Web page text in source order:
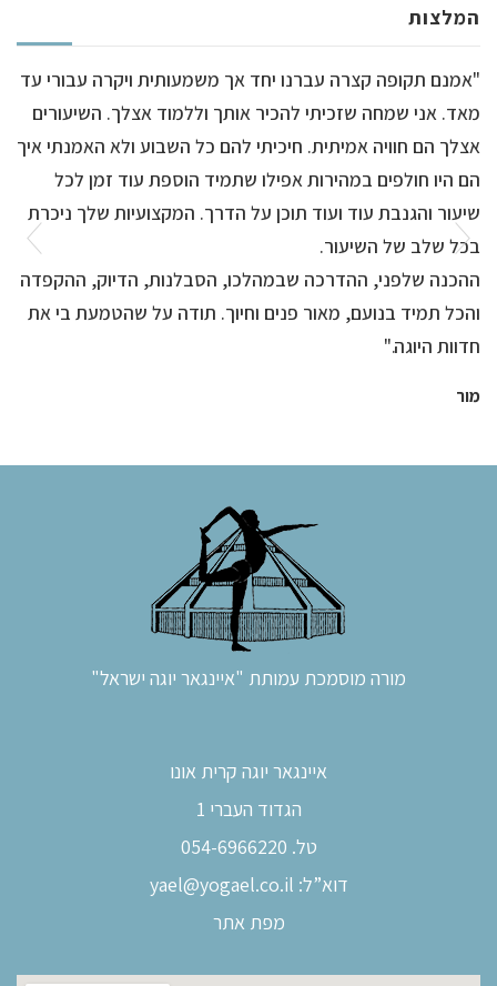
המלצות
"אמנם תקופה קצרה עברנו יחד אך משמעותית ויקרה עבורי עד
מאד. אני שמחה שזכיתי להכיר אותך וללמוד אצלך. השיעורים
אצלך הם חוויה אמיתית. חיכיתי להם כל השבוע ולא האמנתי איך
הם היו חולפים במהירות אפילו שתמיד הוספת עוד זמן לכל
שיעור והגנבת עוד ועוד תוכן על הדרך. המקצועיות שלך ניכרת
בכל שלב של השיעור.
ההכנה שלפני, ההדרכה שבמהלכו, הסבלנות, הדיוק, ההקפדה
והכל תמיד בנועם, מאור פנים וחיוך. תודה על שהטמעת בי את
חדוות היוגה."​
מור
מורה מוסמכת עמותת "איינגאר יוגה ישראל"
איינגאר יוגה קרית אונו
הגדוד העברי 1
טל. 054-6966220
דוא”ל: yael@yogael.co.il
מפת אתר